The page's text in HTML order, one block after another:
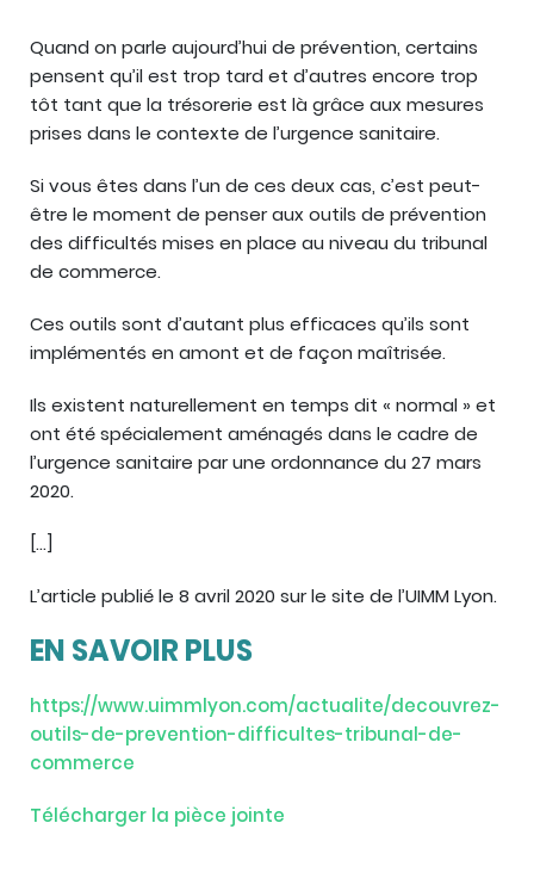
Quand on parle aujourd’hui de prévention, certains
pensent qu’il est trop tard et d’autres encore trop
tôt tant que la trésorerie est là grâce aux mesures
prises dans le contexte de l’urgence sanitaire.
Si vous êtes dans l’un de ces deux cas, c’est peut-
être le moment de penser aux outils de prévention
des difficultés mises en place au niveau du tribunal
de commerce.
Ces outils sont d’autant plus efficaces qu’ils sont
implémentés en amont et de façon maîtrisée.
Ils existent naturellement en temps dit « normal » et
ont été spécialement aménagés dans le cadre de
l’urgence sanitaire par une ordonnance du 27 mars
2020.
[…]
L’article publié le 8 avril 2020 sur le site de l’UIMM Lyon.
EN SAVOIR PLUS
https://www.uimmlyon.com/actualite/decouvrez-
outils-de-prevention-difficultes-tribunal-de-
commerce
Télécharger la pièce jointe